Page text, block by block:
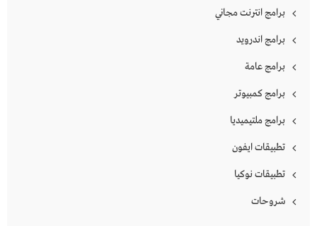
برامج انترنت مجاني
برامج اندرويد
برامج عامة
برامج كمبيوتر
برامج ملتيميديا
تطبيقات ايفون
تطبيقات نوكيا
شروحات